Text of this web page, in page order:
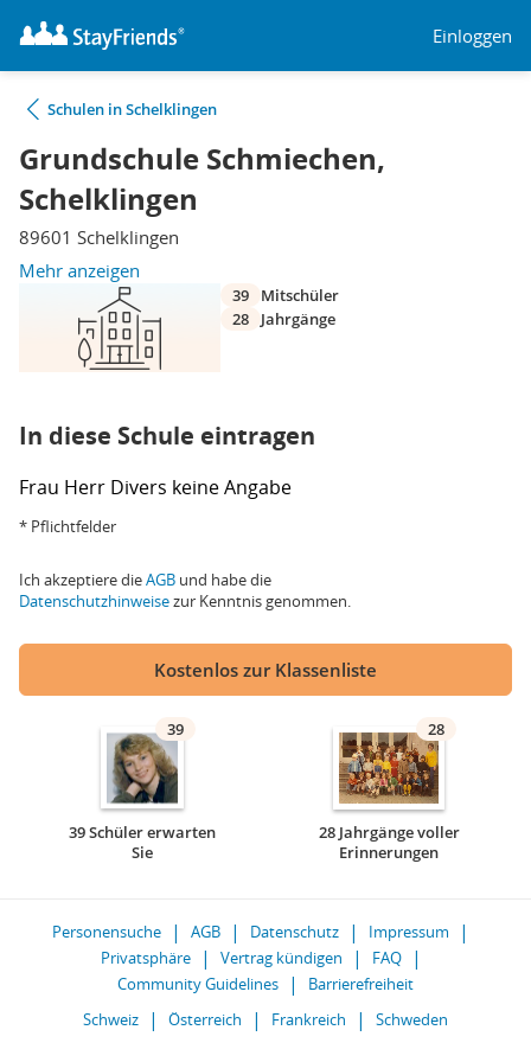
Einloggen
Schulen in Schelklingen
Grundschule Schmiechen,
Schelklingen
89601 Schelklingen
Mehr anzeigen
39
Mitschüler
28
Jahrgänge
In diese Schule eintragen
Frau Herr Divers keine Angabe
* Pflichtfelder
Ich akzeptiere dieAGB und habe die
Datenschutzhinweisezur Kenntnis genommen.
Kostenlos zur Klassenliste
39
39 Schüler erwarten
Sie
28
28 Jahrgänge voller
Erinnerungen
Personensuche AGB Datenschutz
Impressum
Privatsphäre
Vertrag kündigen
FAQ
Community Guidelines
Barrierefreiheit
Schweiz
Österreich Frankreich Schweden